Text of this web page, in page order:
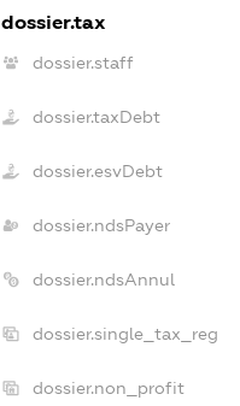
dossier.tax
dossier.staff
dossier.taxDebt
dossier.esvDebt
dossier.ndsPayer
dossier.ndsAnnul
dossier.single_tax_reg
dossier.non_profit